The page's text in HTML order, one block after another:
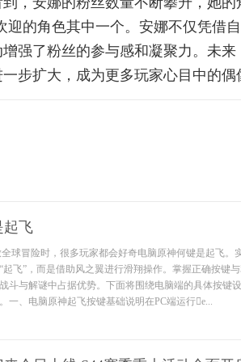
的角色其中一个。安娜不仅凭借
强了粉丝的参与感和凝聚力。未来
步扩大，成为更多玩家心目中的偶
起飞
球冒险时，很多玩家都会好奇电脑原神何键是起飞。
飞”，而是借助风之翼进行滑翔操作。掌握正确按键
斗与解谜中占据优势。下面将围绕电脑端的具体按键
一、电脑原神起飞按键基础说明在PC端运行e...